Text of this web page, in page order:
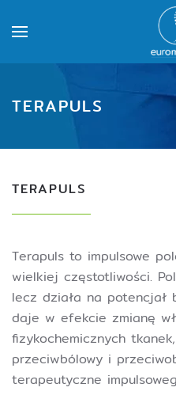
TERAPULS
TERAPULS
Terapuls to impulsowe
wielkiej częstotliwości.
lecz działa na potencjał
daje w efekcie zmianę
fizykochemicznych
przeciwbólowy i
terapeutyczne